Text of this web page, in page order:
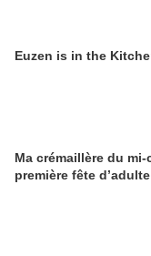
Euzen is in the
Ma crémaillère du
première fête d’adulte